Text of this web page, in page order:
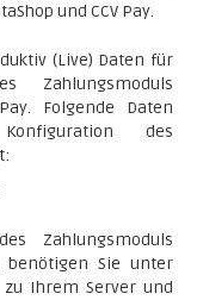
und CCV Pay.
(Live) Daten für
Zahlungsmoduls
Folgende Daten
des
Zahlungsmoduls
Sie unter
Ihrem Server und